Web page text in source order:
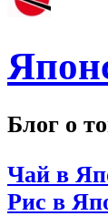
Блог о
Чай в
Рис в